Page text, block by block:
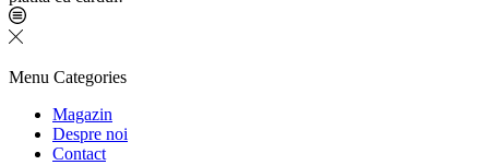
Menu Categories
Magazin
Despre noi
Contact